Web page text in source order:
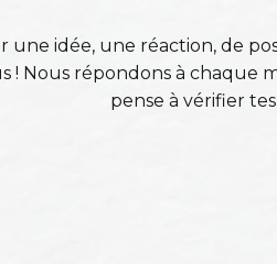
une idée, une réaction, de
! Nous répondons à chaque
pense à vérifier